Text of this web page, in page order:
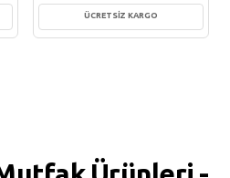
ÜCRETSİZ KARGO